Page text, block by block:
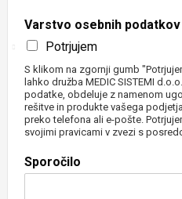
Varstvo osebnih podatkov
Potrjujem
S klikom na zgornji gumb
lahko družba MEDIC SISTEMI
podatke, obdeluje z namenom
rešitve in produkte vašega
preko telefona ali e-pošte.
svojimi pravicami v zvezi s
Sporočilo